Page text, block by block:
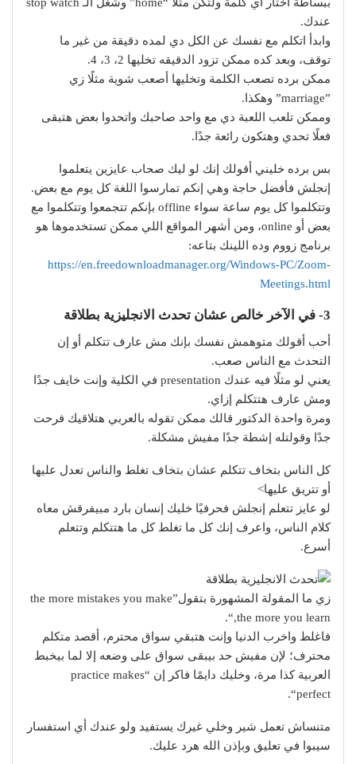
عندك.
وابدأ اتكلم مع نفسك عن الكل دي لمده دقيقة من غير ما
توقف، وبعد كده ممكن تزود الدقيقه تخليها 2، 3، 4.
ممكن برده تصعب الكلمة وتخليها أصعب شوية مثلًا زي
”marriage” وهكذا.
وممكن تلعب اللعبة دي مع واحد صاحبك واتحدوا بعض هتبقى
فعلًا تحدي وهتكون رائعة جدًا.
بس برده خليني أقولك إنك لو ليك صحاب عايزين يتعلموا
إنجلش فأفضل حاجة وهي إنكم تمارسوا اللغة كل يوم مع بعض.
وتتكلموا كل يوم ساعة سواء offline بإنكم تتجمعوا وتتكلموا مع
بعض أو online، ومن أشهر المواقع اللي ممكن تستخدموها هو
برنامج زووم وده اللينك بتاعه:
https://en.freedownloadmanager.org/Windows-PC/Zoom-
Meetings.html
3- في الآخر خالص عشان تحدث الانجليزية بطلاقة
أحب أقولك متوهمش نفسك بإنك مش عارف تتكلم أو إن
التحدث مع الناس صعب.
يعني لو مثلًا فيه عندك presentation في الكلية وإنت خايف جدًا
ومش عارف هتتكلم إزاي.
ومرة واحدة الدكتور قالك ممكن تقوله بالعربي هتلاقيك فرحت
جدًا وقولتله إشطة جدًا مفيش مشكلة.
كل الناس بتخاف تتكلم عشان بتخاف تغلط والناس تعدل عليها
أو تتريق عليها>
لو عايز تتعلم إنجلش فحرفيًا خليك إنسان بارد مبيفرقش معاه
كلام الناس، واعرف إنك كل ما تغلط كل ما هتتكلم وتتعلم
أسرع.
زي ما المقولة المشهورة بتقول”the more mistakes you make
,the more you learn“.
فاغلط واخرب الدنيا وإنت هتبقي سواق محترم، أقصد متكلم
محترف؛ لإن مفيش حد بيبقى سواق على وضعه إلا لما بيخبط
العربية كذا مرة، وخليك دايمًا فاكر إن “practice makes
perfect“.
متنساش تعمل شير وخلي غيرك يستفيد ولو عندك أي استفسار
سيبوا في تعليق وبإذن الله هرد عليك.